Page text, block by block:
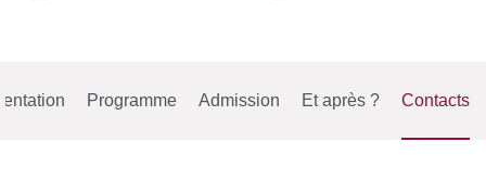
Programme Admission Et après ? Contacts